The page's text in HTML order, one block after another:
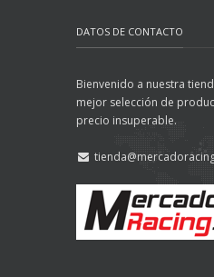
DATOS DE CONTACTO
Bienvenido a nuestra
mejor selección de
precio insuperable.